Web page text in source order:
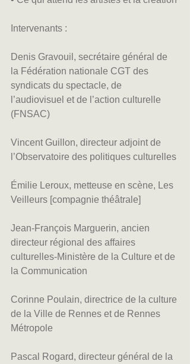
Intervenants :
Denis Gravouil, secrétaire général de
la Fédération nationale CGT des
syndicats du spectacle, de
l’audiovisuel et de l’action culturelle
(FNSAC)
Vincent Guillon, directeur adjoint de
l’Observatoire des politiques culturelles
Émilie Leroux, metteuse en scène, Les
Veilleurs [compagnie théâtrale]
Jean-François Marguerin, ancien
directeur régional des affaires
culturelles-Ministère de la Culture et de
la Communication
Corinne Poulain, directrice de la culture
de la Ville de Rennes et de Rennes
Métropole
Pascal Rogard, directeur général de la